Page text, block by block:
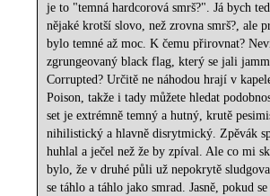
je to "temná hardcorová smrš?". Já bych
nějaké krotší slovo, než zrovna smrš?, ale
bylo temné až moc. K čemu přirovnat?
zgrungeovaný black flag, který se jali
Corrupted? Určitě ne náhodou hrají v
Poison, takže i tady můžete hledat
set je extrémně temný a hutný, krutě
nihilistický a hlavně disrytmický. Zpěvák
huhlal a ječel než že by zpíval. Ale co mi
bylo, že v druhé půli už nepokrytě
se táhlo a táhlo jako smrad. Jasně, pokud